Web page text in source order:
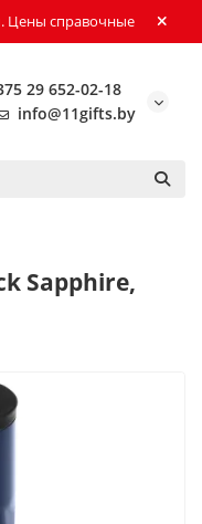
Цены справочные
29 652-02-18
info@11gifts.by
Sapphire,